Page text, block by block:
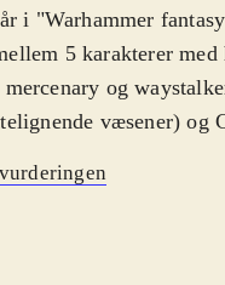
i "Warhammer
5 karakterer
og
væsener)
Rundt på